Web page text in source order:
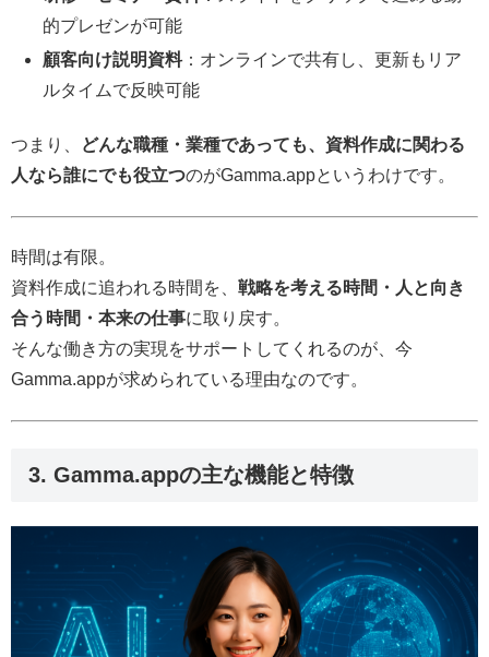
的プレゼンが可能
顧客向け説明資料：オンラインで共有し、更新もリア
ルタイムで反映可能
つまり、
どんな職種・業種であっても、資料作成に関わる
人なら誰にでも役立つのがGamma.appというわけです。
時間は有限。
資料作成に追われる時間を、 戦略を考える時間・人と向き
合う時間・本来の仕事に取り戻す。
そんな働き方の実現をサポートしてくれるのが、今
Gamma.appが求められている理由なのです。
3. Gamma.appの主な機能と特徴